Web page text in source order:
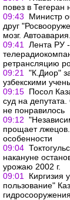
повез в Тегеран
09:43
Министр
друг
мозг. Автоавария.
09:41
Лента РУ
ретрансляцию
09:21
"К.Диор"
узбекскими
09:15 Посол
суд на
не понравилось
09:12
прощает
особенности
09:04
накануне
урожаю 2002 г.
09:01
Киргизия
пользование"